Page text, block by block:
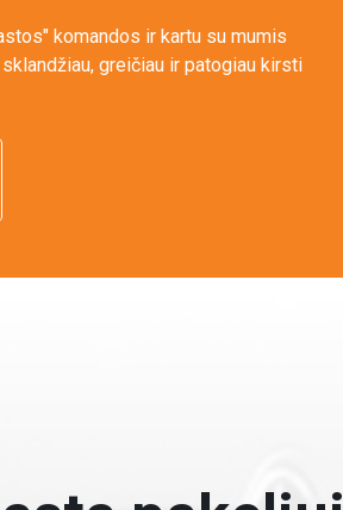
komandos ir kartu su mumis
greičiau ir patogiau kirsti